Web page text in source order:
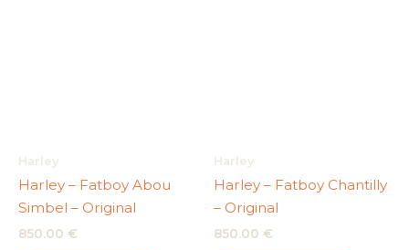
Harley
Harley – Fatboy Abou
Simbel – Original
850.00 €
Harley
Harley – Fatboy Chantilly
– Original
850.00 €